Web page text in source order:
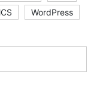
WordPress